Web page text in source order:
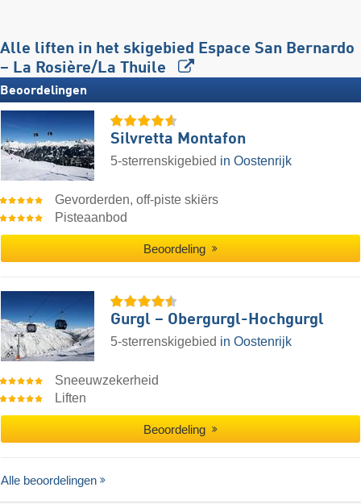
Alle liften in het skigebied Espace San Bernardo
– La Rosière/​La Thuile
Beoordelingen
Silvretta Montafon
5-sterrenskigebied in Oostenrijk
Gevorderden, off-piste skiërs
Pisteaanbod
Beoordeling
Gurgl – Obergurgl-Hochgurgl
5-sterrenskigebied in Oostenrijk
Sneeuwzekerheid
Liften
Beoordeling
Alle beoordelingen